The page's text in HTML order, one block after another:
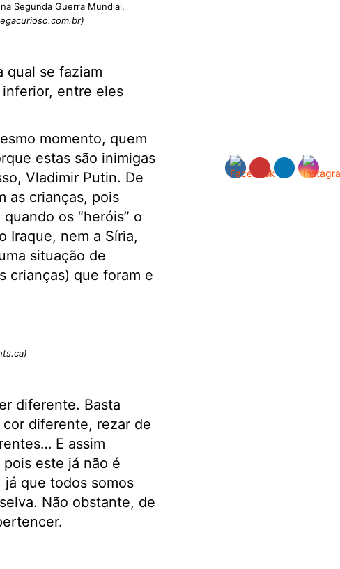
Segunda Guerra Mundial.
qual se faziam
entre eles
momento, quem
estas são inimigas
Vladimir Putin. De
as crianças, pois
os “heróis” o
Iraque, nem a Síria,
situação de
crianças) que foram e
diferente. Basta
diferente, rezar de
E assim
este já não é
que todos somos
Não obstante, de